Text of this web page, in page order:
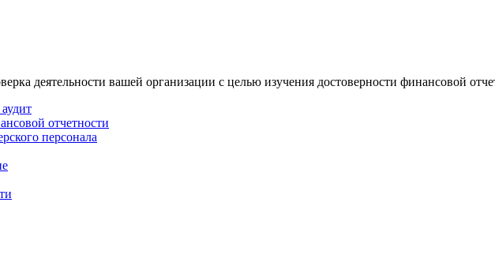
деятельности вашей организации с целью изучения достоверности финансовой
отчетности
персонала